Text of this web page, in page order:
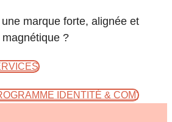
marque forte, alignée et
magnétique ?
IDENTITÉ & COM'